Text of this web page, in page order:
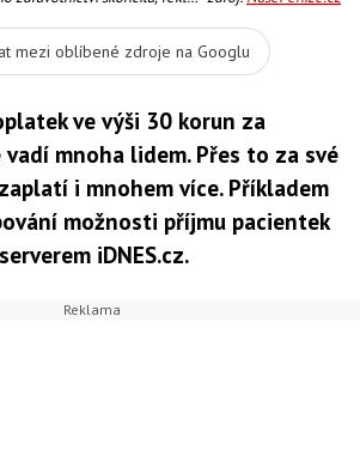
mezi oblíbené zdroje na Googlu
ve výši 30 korun za
mnoha lidem. Přes to za své
i mnohem více. Příkladem
možnosti příjmu pacientek
iDNES.cz.